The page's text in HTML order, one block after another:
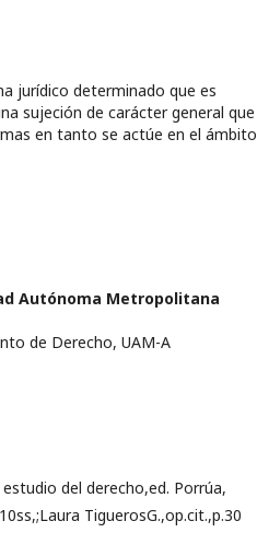
jurídico determinado que es
sujeción de carácter general que
en tanto se actúe en el ámbito
Autónoma Metropolitana
de Derecho, UAM-A
del derecho,ed. Porrúa,
TiguerosG.,op.cit.,p.30